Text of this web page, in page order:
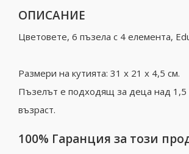
ОПИСАНИЕ
Цветовете, 6 пъзела с 4 елемента,
Размери на кутията: 31 x 21 x 4,5 см.
Пъзелът е подходящ за деца над
възраст.
100% Гаранция за този